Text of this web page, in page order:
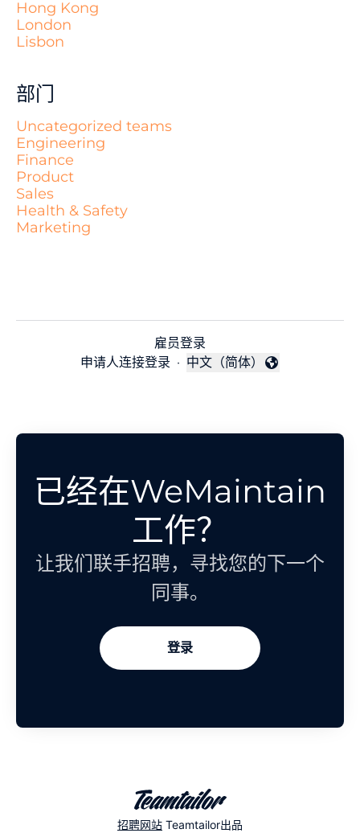
Hong Kong
London
Lisbon
部门
Uncategorized teams
Engineering
Finance
Product
Sales
Health & Safety
Marketing
雇员登录
申请人连接登录 ·
更改语言
中文（简体）
已经在WeMaintain
工作？
让我们联手招聘，寻找您的下一个
同事。
登录
招聘网站 Teamtailor出品